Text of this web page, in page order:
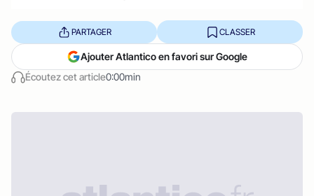
Écoutez cet article0:00min
PARTAGER CLASSER
Ajouter Atlantico en favori sur Google